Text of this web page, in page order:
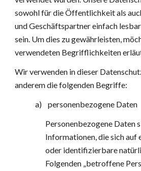
sowohl für die Öffentlichkeit als
und Geschäftspartner einfach
sein. Um dies zu gewährleisten,
verwendeten Begrifflichkeiten
Wir verwenden in dieser
anderem die folgenden Begriffe:
a)    personenbezogene Daten
Personenbezogene Daten
Informationen, die sich
oder identifizierbare
Folgenden „betroffene